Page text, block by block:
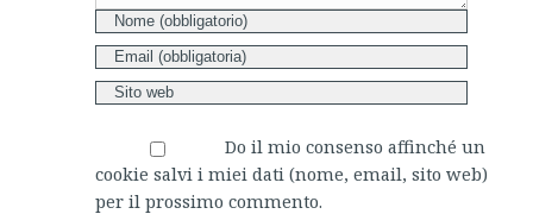
Do il mio consenso affinché un
cookie salvi i miei dati (nome, email, sito web)
per il prossimo commento.